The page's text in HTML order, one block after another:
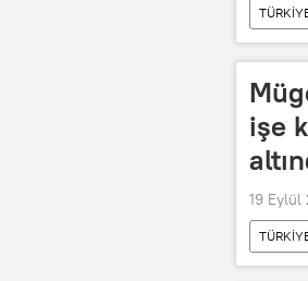
işe
19 Eylül
canlı